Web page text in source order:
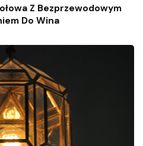
Z Bezprzewodowym
Do Wina